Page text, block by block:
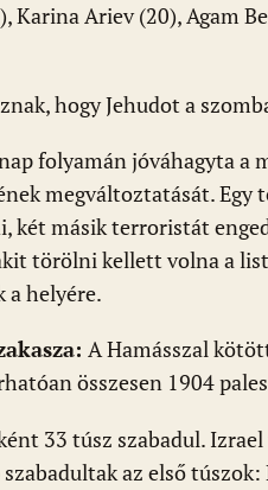
Karina Ariev (20), Agam
hogy Jehudot a
folyamán jóváhagyta a
megváltoztatását. Egy
két másik terroristát
törölni kellett volna a
a helyére.
A Hamásszal
összesen 1904
33 túsz szabadul.
az első